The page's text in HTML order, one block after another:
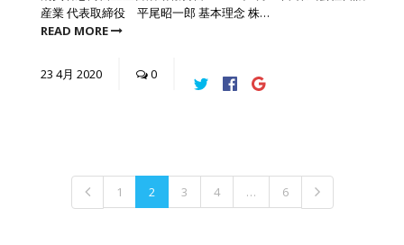
産業 代表取締役 平尾昭一郎 基本理念 株…
READ MORE
23 4月 2020 0
1 2 3 4 … 6